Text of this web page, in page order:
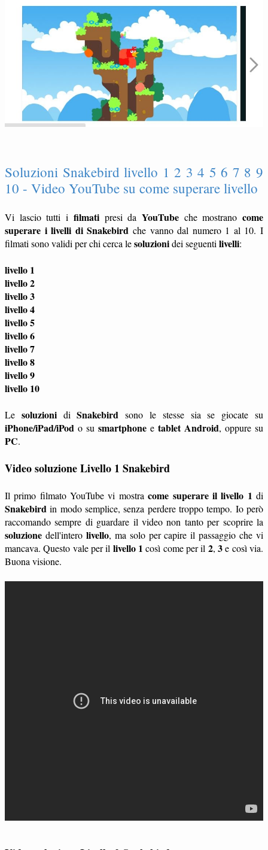
Soluzioni Snakebird livello 1 2 3 4 5 6 7 8 9
10 - Video YouTube su come superare livello
Vi lascio tutti i filmatipresi da YouTubeche mostranocome
superare i livelli di Snakebird che vanno dal numero 1 al 10. I
filmati sono validi per chi cerca lesoluzionidei seguentilivelli:
livello 1
livello 2
livello 3
livello 4
livello 5
livello 6
livello 7
livello 8
livello 9
livello 10
Le soluzionidiSnakebird sono le stesse sia se giocate su
iPhone/iPad/iPod o su smartphone e tablet Android, oppure su
PC.
Video soluzione Livello 1 Snakebird
Il primo filmato YouTube vi mostracome superare il livello 1 di
Snakebird in modo semplice, senza perdere troppo tempo. Io però
raccomando sempre di guardare il video non tanto per scoprire la
soluzione dell'intero livello, ma solo per capire il passaggio che vi
mancava. Questo vale per il livello 1 così come per il 2,3e così via.
Buona visione.